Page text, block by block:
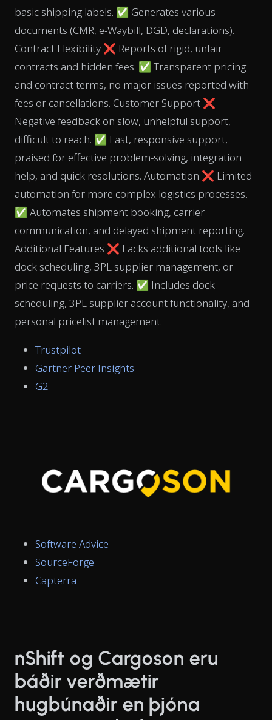
basic shipping labels. ✅ Generates various
documents (CMR, e-Waybill, DGD, declarations).
Contract Flexibility ❌ Reports of rigid, unfair
contracts and hidden fees. ✅ Transparent pricing
and contract terms, no major issues reported with
fees or cancellations. Customer Support ❌
Negative feedback on slow, unhelpful support,
difficult to reach. ✅ Fast, responsive support,
praised for effective problem-solving, integration
help, and quick resolutions. Automation ❌ Limited
automation for more complex logistics processes.
✅ Automates shipment booking, carrier
communication, and delayed shipment reporting.
Additional Features ❌ Lacks additional tools like
dock scheduling, 3PL supplier management, or
price requests to carriers. ✅ Includes dock
scheduling, 3PL supplier account functionality, and
personal pricelist management.
Trustpilot
Gartner Peer Insights
G2
Software Advice
SourceForge
Capterra
nShift og Cargoson eru
báðir verðmætir
hugbúnaðir en þjóna